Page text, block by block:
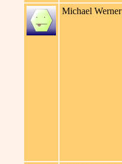
Michael Werner